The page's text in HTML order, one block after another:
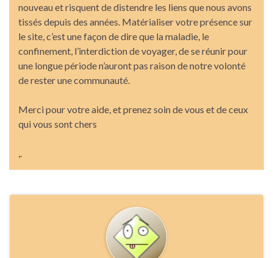
nouveau et risquent de distendre les liens que nous avons
tissés depuis des années. Matérialiser votre présence sur
le site, c’est une façon de dire que la maladie, le
confinement, l’interdiction de voyager, de se réunir pour
une longue période n’auront pas raison de notre volonté
de rester une communauté.
Merci pour votre aide, et prenez soin de vous et de ceux
qui vous sont chers
,.